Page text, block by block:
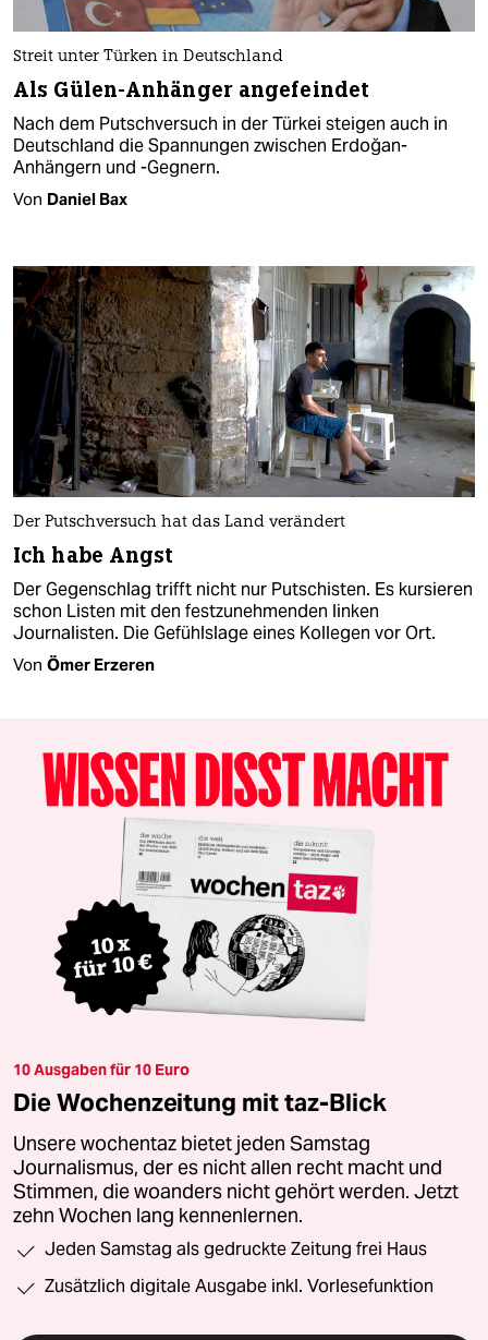
Streit unter Türken in Deutschland
Als Gülen-Anhänger angefeindet
Nach dem Putschversuch in der Türkei steigen auch in
Deutschland die Spannungen zwischen Erdoğan-
Anhängern und -Gegnern.
Von Daniel Bax
Der Putschversuch hat das Land verändert
Ich habe Angst
Der Gegenschlag trifft nicht nur Putschisten. Es kursieren
schon Listen mit den festzunehmenden linken
Journalisten. Die Gefühlslage eines Kollegen vor Ort.
Von Ömer Erzeren
10 Ausgaben für 10 Euro
Die Wochenzeitung mit taz-Blick
Unsere wochentaz bietet jeden Samstag
Journalismus, der es nicht allen recht macht und
Stimmen, die woanders nicht gehört werden. Jetzt
zehn Wochen lang kennenlernen.
Jeden Samstag als gedruckte Zeitung frei Haus
Zusätzlich digitale Ausgabe inkl. Vorlesefunktion